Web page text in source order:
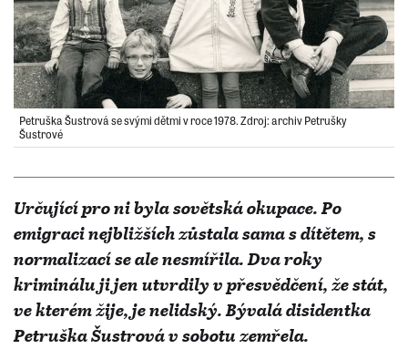
Petruška Šustrová se svými dětmi v roce 1978. Zdroj: archiv Petrušky
Šustrové
Určující pro ni byla sovětská okupace. Po
emigraci nejbližších zůstala sama s dítětem, s
normalizací se ale nesmířila. Dva roky
kriminálu ji jen utvrdily v přesvědčení, že stát,
ve kterém žije, je nelidský. Bývalá disidentka
Petruška Šustrová v sobotu zemřela.